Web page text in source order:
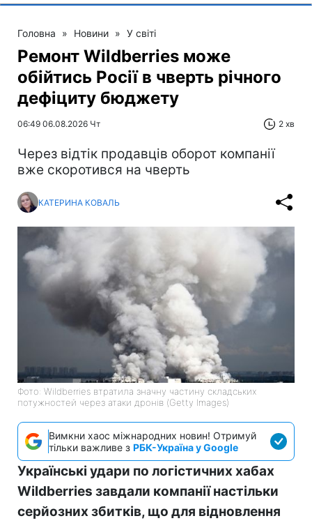
Головна » Новини » У світі
Ремонт Wildberries може
обійтись Росії в чверть річного
дефіциту бюджету
06:49 06.08.2026 Чт 2 хв
Через відтік продавців оборот компанії
вже скоротився на чверть
КАТЕРИНА КОВАЛЬ
Фото: Wildberries втратила значну частину складських
потужностей через атаки дронів (Getty Images)
Вимкни хаос міжнародних новин! Отримуй
тільки важливе з РБК-Україна у Google
Українські удари по логістичних хабах
Wildberries завдали компанії настільки
серйозних збитків, що для відновлення